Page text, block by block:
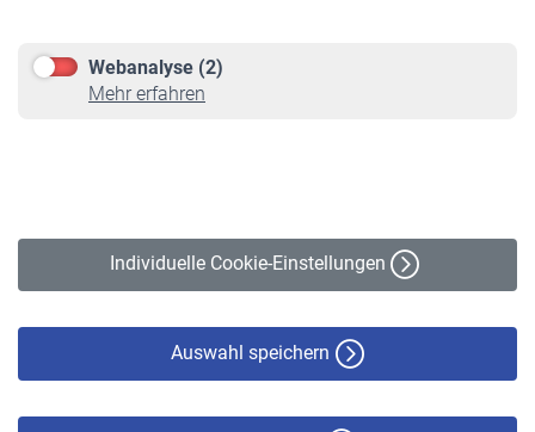
Webanalyse (2)
Mehr erfahren
Individuelle Cookie-Einstellungen
Auswahl speichern
Online-Rechner
VBLnewsletter
Erklärung zur Barrierefreiheit